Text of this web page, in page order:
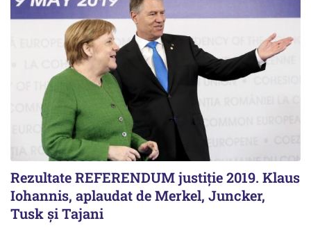
Rezultate REFERENDUM justiție 2019. Klaus
Iohannis, aplaudat de Merkel, Juncker,
Tusk și Tajani